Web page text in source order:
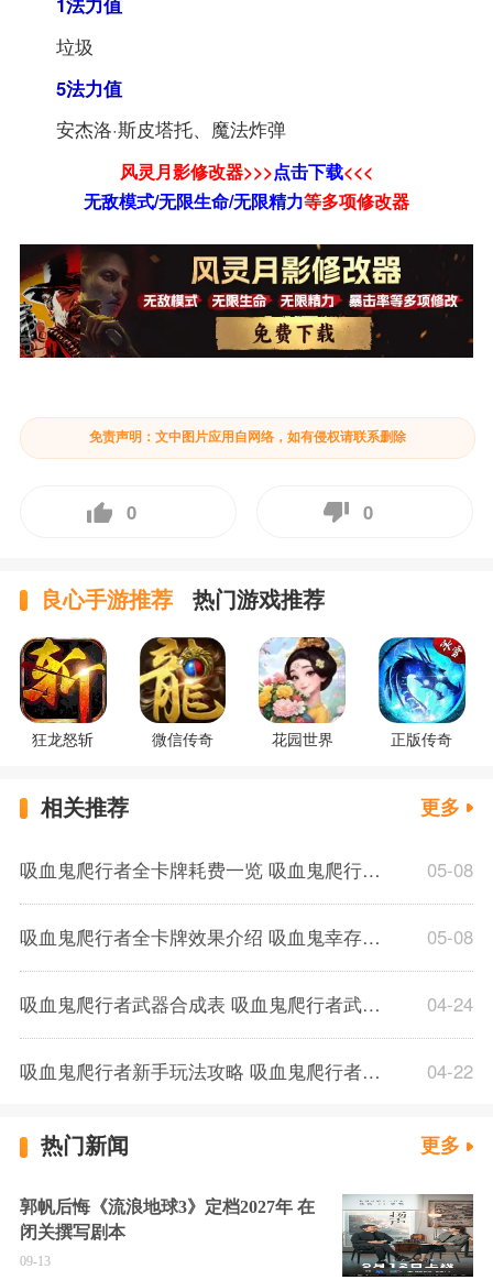
垃圾
5法力值
安杰洛·斯皮塔托、魔法炸弹
风灵月影修改器>>>点击下载<<<
无敌模式/无限生命/无限精力等多项修改器
免责声明：文中图片应用自网络，如有侵权请联系删除
0 0
良心手游推荐 热门游戏推荐
狂龙怒斩 微信传奇 花园世界 正版传奇
相关推荐 更多
吸血鬼爬行者全卡牌耗费一览 吸血鬼爬行者全卡牌耗费介绍 05-08
吸血鬼爬行者全卡牌效果介绍 吸血鬼幸存者全卡牌效果一览 05-08
吸血鬼爬行者武器合成表 吸血鬼爬行者武器进化表配方 04-24
吸血鬼爬行者新手玩法攻略 吸血鬼爬行者前期开荒玩法介绍 04-22
热门新闻 更多
郭帆后悔《流浪地球3》定档2027年 在
闭关撰写剧本
09-13